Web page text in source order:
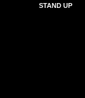
STAND UP